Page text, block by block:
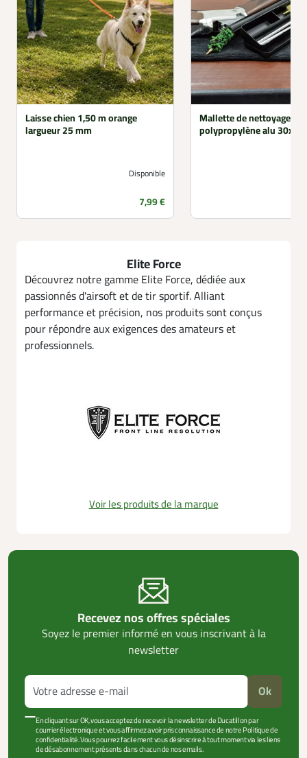
Laisse chien 1,50 m orange
largueur 25 mm
Disponible
Prix
7,99 €
Mallette de nettoyage
polypropylène alu
Elite Force
Découvrez notre gamme Elite Force, dédiée aux
passionnés d'airsoft et de tir sportif. Alliant
performance et précision, nos produits sont conçus
pour répondre aux exigences des amateurs et
professionnels.
Voir les produits de la marque
Recevez nos offres spéciales
Soyez le premier informé en vous inscrivant à la
newsletter
Ok
En cliquant sur OK, vous acceptez de recevoir la newsletter de Ducatillon par
courrier électronique et vous affirmez avoir pris connaissance de notre Politique de
confidentialité. Vous pourrez facilement vous désinscrire à tout moment via les liens
de désabonnement présents dans chacun de nos emails.